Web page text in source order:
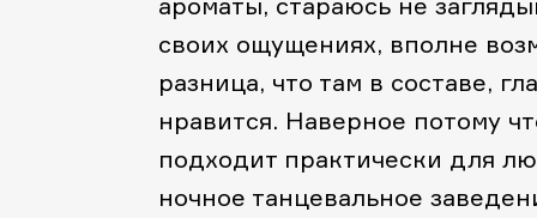
своих ощущениях, вполне
разница, что там в составе,
нравится. Наверное потому
подходит практически для
ночное танцевальное